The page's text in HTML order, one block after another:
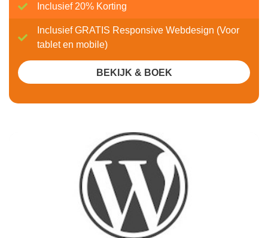
Inclusief 20% Korting
Inclusief GRATIS Responsive Webdesign (Voor
tablet en mobile)
BEKIJK & BOEK